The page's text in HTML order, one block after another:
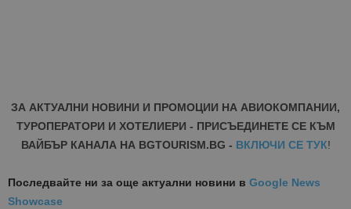
ЗА АКТУАЛНИ НОВИНИ И ПРОМОЦИИ НА АВИОКОМПАНИИ,
ТУРОПЕРАТОРИ И ХОТЕЛИЕРИ - ПРИСЪЕДИНЕТЕ СЕ КЪМ
ВАЙБЪР КАНАЛА НА BGTOURISM.BG - ВКЛЮЧИ СЕ ТУК!
Последвайте ни за още актуални новини в Google News
Showcase